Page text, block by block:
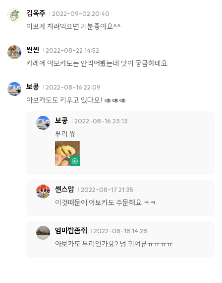
김옥주 2022-09-02 20:40
이쁘게 차려먹으면 기분좋아요^^
씬씬 2022-08-22 14:52
카레에 아보카도는 안먹어봤는데 맛이 궁금하네요
보콩 2022-08-16 22:09
아보카도도 키우고 있다요! 🥑🥑🥑
보콩 2022-08-16 23:13
뿌리 뿅
센스맘 2022-08-17 21:35
이것때문에 아보카도 주문해요 ㅋㅋ
엄마밥좀줘 2022-08-18 14:28
아보카도 뿌리인가요? 넘 귀여뷰ㅠㅠㅠㅠ